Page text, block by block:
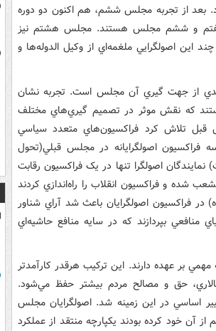
بعد از تجربه مجلس ششم، هم اکنون دو دوره
هفتم و ششم مجلس هستند. مجلس هشتم نيز
اين اصولگرايي ملغمه‌اي از وکيل الدوله‌ها و
از جهت گيري آن مجلس است. تجربه نشان
که نقش موثر در تصميم گيري‌هاي مختلف
تلاش کرد فراکسيون‌هاي متعدد سياسي
فراکسيون اصولگرايانه در مجلس قبلي(تحول
اصولگرا تنها در يک فراکسيون رقابت
شده و فراکسيون انقلاب را راه‌اندازي کردند
نمايندگان (حدود 200 نماينده) در فراکسيون اصولگرايان باعث شد آراي شناور
بپردازند که در سايه منافع حاشيه‌اي
بر عهده دارند. اين ترکيب هرقدر کارآمد‌تر
حق و مصالح مردم بيشتر حفظ مي‌شود.
اساسي در اين زمينه شد. اصولگرايان مجلس
آن خود کرده بودند يکپارچه منتقد از عملکرد